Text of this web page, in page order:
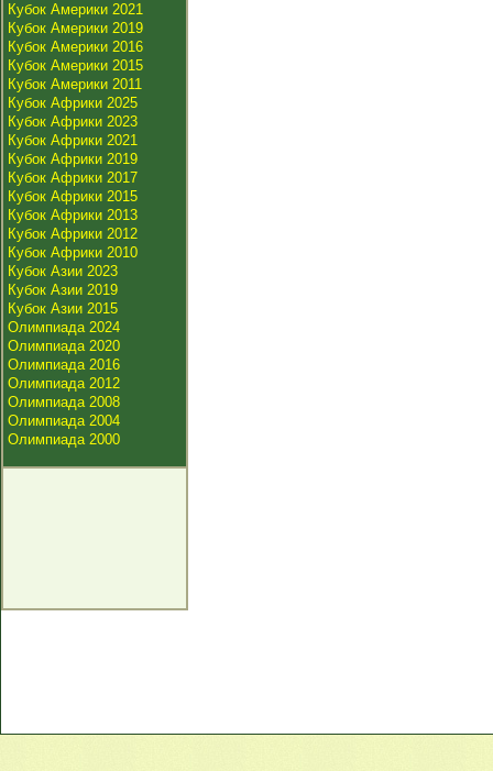
Кубок Америки 2021
Кубок Америки 2019
Кубок Америки 2016
Кубок Америки 2015
Кубок Америки 2011
Кубок Африки 2025
Кубок Африки 2023
Кубок Африки 2021
Кубок Африки 2019
Кубок Африки 2017
Кубок Африки 2015
Кубок Африки 2013
Кубок Африки 2012
Кубок Африки 2010
Кубок Азии 2023
Кубок Азии 2019
Кубок Азии 2015
Олимпиада 2024
Олимпиада 2020
Олимпиада 2016
Олимпиада 2012
Олимпиада 2008
Олимпиада 2004
Олимпиада 2000